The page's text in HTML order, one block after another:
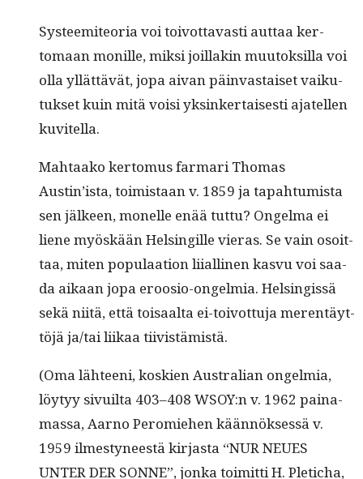
Sys­teemi­teo­ria voi toiv­ot­tavasti aut­taa ker­
tomaan monille, mik­si joil­lakin muu­tok­sil­la voi
olla yllät­tävät, jopa aivan päin­vas­taiset vaiku­
tuk­set kuin mitä voisi yksinker­tais­es­ti ajatellen
kuvitella.
Mah­taako ker­to­mus far­mari Thomas
Austin’ista, toimis­taan v. 1859 ja tapah­tu­mista
sen jäl­keen, mon­elle enää tut­tu? Ongel­ma ei
liene myöskään Helsingille vieras. Se vain osoit­
taa, miten pop­u­laa­tion liialli­nen kasvu voi saa­
da aikaan jopa eroosio-ongelmia. Helsingis­sä
sekä niitä, että toisaal­ta ei-toiv­ot­tu­ja mer­en­täyt­
töjä ja/tai liikaa tiivistämistä.
(Oma läh­teeni, koskien Aus­tralian ongelmia,
löy­tyy sivuil­ta 403–408 WSOY:n v. 1962 paina­
mas­sa, Aarno Per­omiehen kään­nök­sessä v.
1959 ilmestyneestä kir­jas­ta “NUR NEUES
UNTER DER SONNE”, jon­ka toimit­ti H. Pleticha,